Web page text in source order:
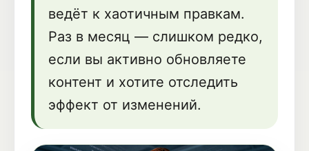
ведёт к хаотичным правкам.
Раз в месяц — слишком редко,
если вы активно обновляете
контент и хотите отследить
эффект от изменений.